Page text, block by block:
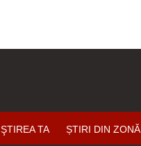
ŞTIREA TA ȘTIRI DIN ZONĂ